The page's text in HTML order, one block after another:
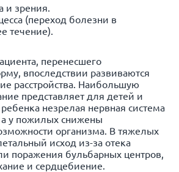
и зрения.
(переход болезни в
течение).
перенесшего
впоследствии развиваются
расстройства. Наибольшую
представляет для детей и
незрелая нервная система
у пожилых снижены
организма. В тяжелых
исход из-за отека
поражения бульбарных центров,
и сердцебиение.